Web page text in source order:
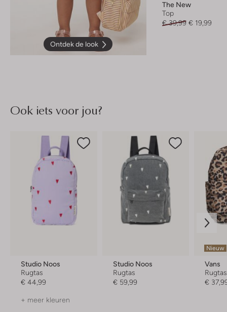
Ontdek de look
The New
Top
€ 39,99 € 19,99
Ook iets voor jou?
Studio Noos
Rugtas
€ 44,99
+ meer kleuren
Studio Noos
Rugtas
€ 59,99
Nieuw
Vans
Rugtas
€